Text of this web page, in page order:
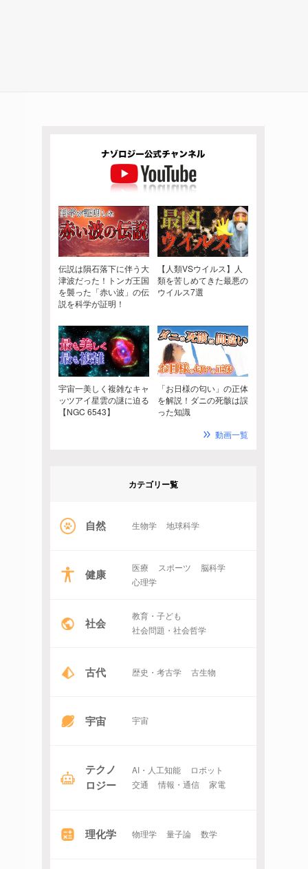
伝説は隕石落下に伴う大
津波だった！トンガ王国
を襲った「赤い波」の伝
説を科学が証明！
【人類VSウイルス】人
類を苦しめてきた最悪の
ウイルス7選
宇宙一美しく複雑なキャ
ッツアイ星雲の謎に迫る
【NGC 6543】
「お日様の匂い」の正体
を解説！ダニの死骸は誤
った知識
動画一覧
カテゴリー覧
自然 生物学 地球科学
健康 医療 スポーツ
脳科学
心理学
社会
教育・子ども
社会問題・社会哲学
古代 歴史・考古学 古生物
宇宙 宇宙
テクノ
ロジー
AI・人工知能
ロボット
交通
情報・通信 家電
理化学 物理学 量子論 数学